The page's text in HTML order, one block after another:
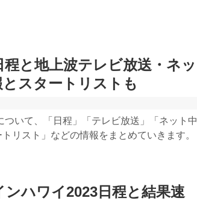
程と地上波テレビ放送・ネッ
とスタートリストも
いて、「日程」「テレビ放送」「ネット中
リスト」などの情報をまとめていきます。
ハワイ2023日程と結果速